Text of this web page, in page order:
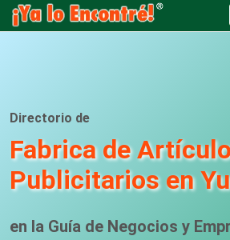
Directorio de
Fabrica de
Publicitarios en
en la Guía de Negocios y